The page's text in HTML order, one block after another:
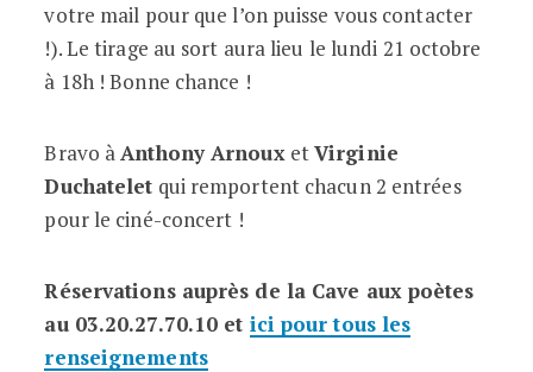
votre mail pour que l’on puisse vous contacter
!). Le tirage au sort aura lieu le lundi 21 octobre
à 18h ! Bonne chance !
Bravo àAnthony ArnouxetVirginie
Duchatelet qui remportent chacun 2 entrées
pour le ciné-concert !
Réservations auprès de la Cave aux poètes
au 03.20.27.70.10 et ici pour tous les
renseignements